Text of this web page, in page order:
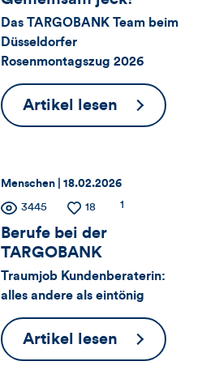
für
Views,
Likes
und
dieses
Artikels
Views
Likes
Kommentare
Das TARGOBANK Team beim
Düsseldorfer
Rosenmontagszug 2026
Artikel lesen
jeck!
Thema:
Menschen | Datum:
18.02.2026
Zähler
für
Views,
Likes
und
Anzahl
der
Views
3445
Anzahl
der
Likes
18
Anzahl
Kommentare
1
Berufe bei der
TARGOBANK
Traumjob Kundenberaterin:
alles andere als eintönig
Artikel lesen Berufe
bei